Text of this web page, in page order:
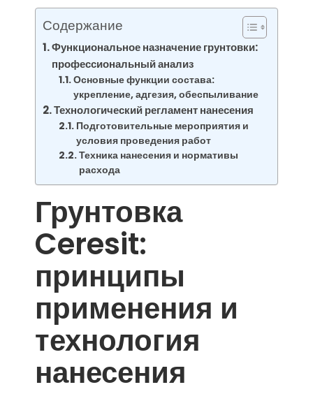
Содержание
Функциональное назначение грунтовки:
профессиональный анализ
Основные функции состава:
укрепление, адгезия, обеспыливание
Технологический регламент нанесения
Подготовительные мероприятия и
условия проведения работ
Техника нанесения и нормативы
расхода
Грунтовка
Ceresit:
принципы
применения и
технология
нанесения